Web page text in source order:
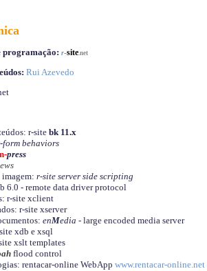
programação: r-site.net
Rui Azevedo
r-site bk 11.x
form behaviors
press
r-site server side scripting
6.0 - remote data driver protocol
r-site xclient
r-site xserver
enMedia - large encoded media server
xdb e xsql
xslt templates
flood control
rentacar-online WebApp www.rentacar-online.net